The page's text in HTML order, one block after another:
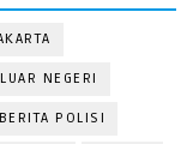
NEGERI
BERITA POLISI